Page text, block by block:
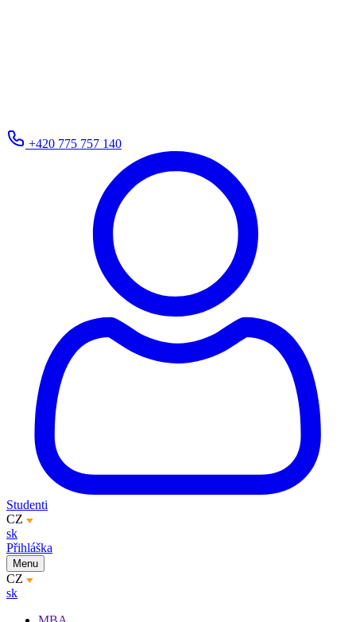
+420 775 757 140
Studenti
CZ
sk
Přihláška
Menu
CZ
sk